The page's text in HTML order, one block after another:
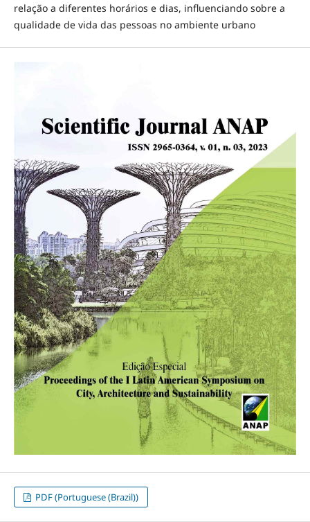
relação a diferentes horários e dias, influenciando sobre a
qualidade de vida das pessoas no ambiente urbano
PDF (Portuguese (Brazil))